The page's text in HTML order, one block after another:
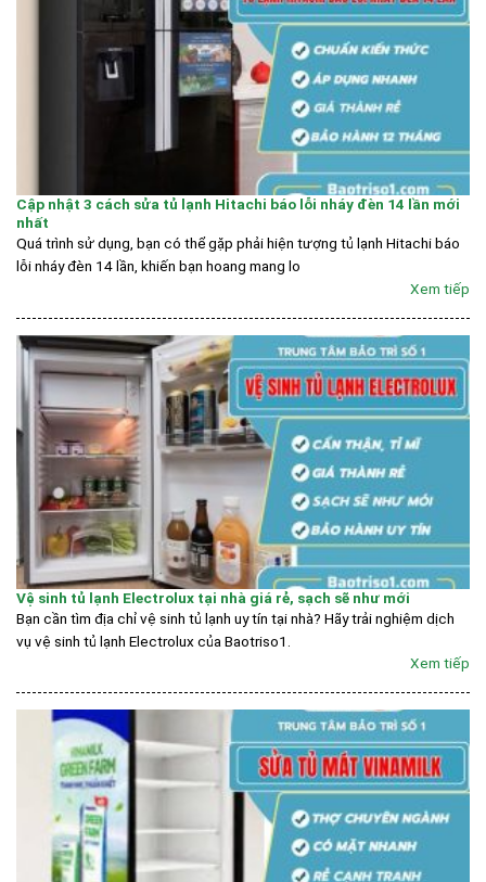
Cập nhật 3 cách sửa tủ lạnh Hitachi báo lỗi nháy đèn 14 lần mới
nhất
Quá trình sử dụng, bạn có thể gặp phải hiện tượng tủ lạnh Hitachi báo
lỗi nháy đèn 14 lần, khiến bạn hoang mang lo
Xem tiếp
Vệ sinh tủ lạnh Electrolux tại nhà giá rẻ, sạch sẽ như mới
Bạn cần tìm địa chỉ vệ sinh tủ lạnh uy tín tại nhà? Hãy trải nghiệm dịch
vụ vệ sinh tủ lạnh Electrolux của Baotriso1.
Xem tiếp